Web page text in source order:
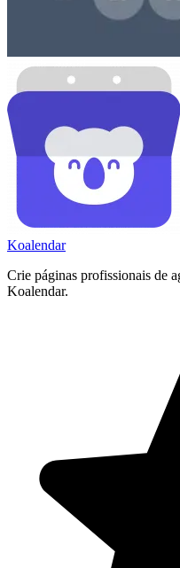
Koalendar
Crie páginas profissionais de
Koalendar.